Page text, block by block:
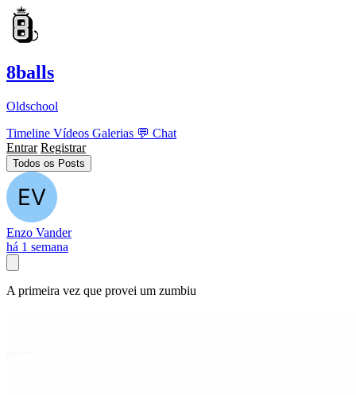
8balls
Oldschool
Timeline Vídeos Galerias 💬 Chat
Entrar Registrar
Todos os Posts
Enzo Vander
há 1 semana
A primeira vez que provei um zumbiu